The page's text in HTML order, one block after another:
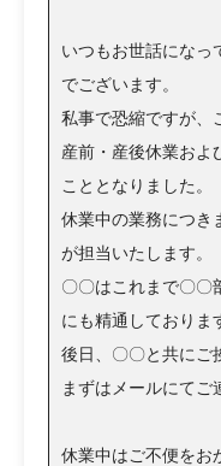
いつもお世話になっ
でございます。
私事で恐縮ですが、
産前・産後休業およ
こととなりました。
休業中の業務につき
が担当いたします。
〇〇はこれまで〇〇
にも精通しておりま
後日、〇〇と共にご
まずはメールにてご
休業中はご不便をお